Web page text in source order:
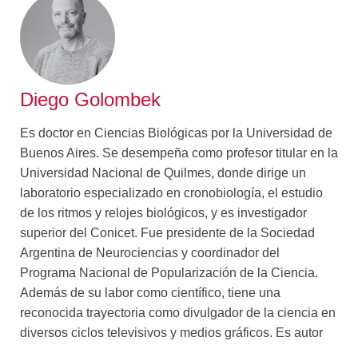
Diego Golombek
Es doctor en Ciencias Biológicas por la Universidad de
Buenos Aires. Se desempeña como profesor titular en la
Universidad Nacional de Quilmes, donde dirige un
laboratorio especializado en cronobiología, el estudio
de los ritmos y relojes biológicos, y es investigador
superior del Conicet. Fue presidente de la Sociedad
Argentina de Neurociencias y coordinador del
Programa Nacional de Popularización de la Ciencia.
Además de su labor como científico, tiene una
reconocida trayectoria como divulgador de la ciencia en
diversos ciclos televisivos y medios gráficos. Es autor